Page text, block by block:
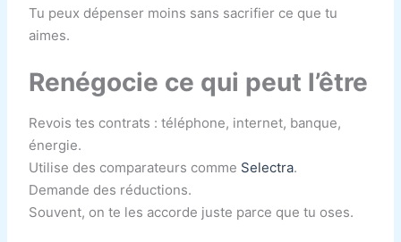
Tu peux dépenser moins sans sacrifier ce que tu
aimes.
Renégocie ce qui peut l’être
Revois tes contrats : téléphone, internet, banque,
énergie.
Utilise des comparateurs comme Selectra.
Demande des réductions.
Souvent, on te les accorde juste parce que tu oses.